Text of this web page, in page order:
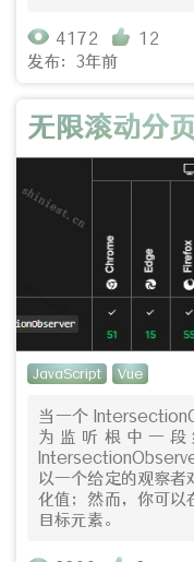
4172
12
发布：3年前
无限滚动分
JavaScript Vue
当一个
为监听根中一
以一个给定的观察者
化值；然而，你可以
目标元素。